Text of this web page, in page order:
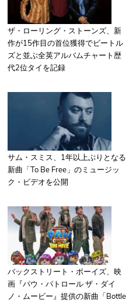
ザ・ローリング・ストーンズ、新
作が15作目の首位獲得でビートル
ズと並ぶ全英アルバムチャート歴
代2位タイを記録
サム・スミス、1年以上ぶりとなる
新曲「To Be Free」のミュージッ
ク・ビデオを公開
バックストリート・ボーイズ、映
画『パウ・パトロール ザ・ダイ
ノ・ムービー』提供の新曲「Bottle